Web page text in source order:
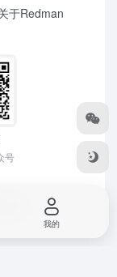
于Redman
号
步！
我的